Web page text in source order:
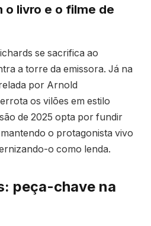
o livro e o filme de
se sacrifica ao
a torre da emissora. Já na
por Arnold
os vilões em estilo
de 2025 opta por fundir
o protagonista vivo
o como lenda.
peça-chave na